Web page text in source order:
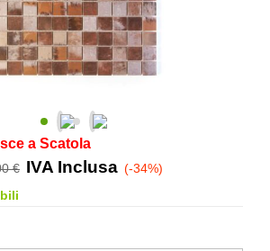
a Scatola
€ IVA Inclusa (-34%)